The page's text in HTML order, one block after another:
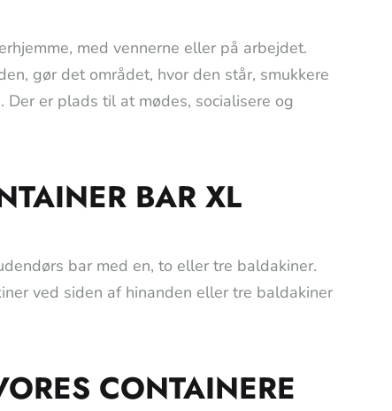
med vennerne eller på arbejdet.
gør det området, hvor den står, smukkere
er plads til at mødes, socialisere og
BAR XL
bar med en, to eller tre baldakiner.
ved siden af hinanden eller tre baldakiner
CONTAINERE